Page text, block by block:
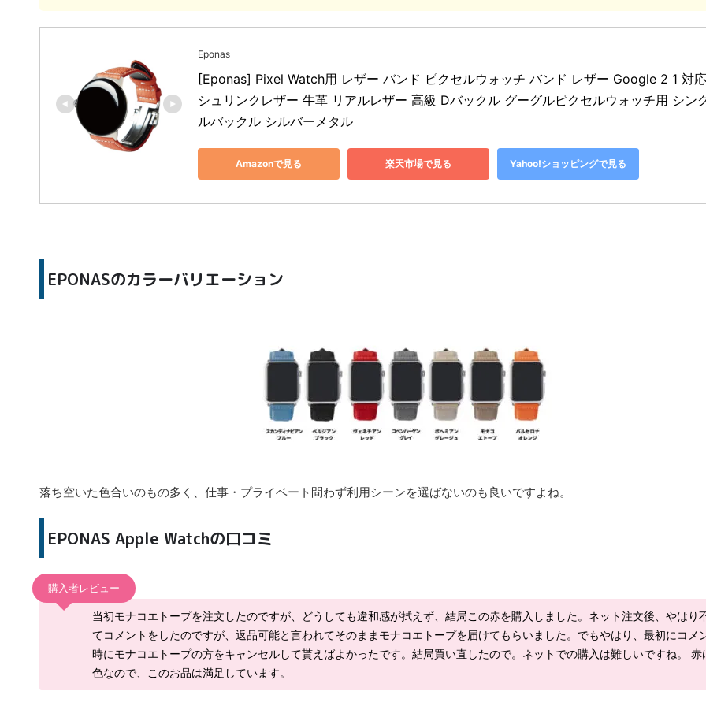
Eponas
[Eponas] Pixel Watch用 レザー バンド ピクセルウォッチ バンド レザー Google 2 1 対応
シュリンクレザー 牛革 リアルレザー 高級 Dバックル グーグルピクセルウォッチ用 シン
ルバックル シルバーメタル
Amazonで見る 楽天市場で見る Yahoo!ショッピングで見る
EPONASのカラーバリエーション
落ち空いた色合いのもの多く、仕事・プライベート問わず利用シーンを選ばないのも良いですよね。
EPONAS Apple Watchの口コミ
購入者レビュー
当初モナコエトープを注文したのですが、どうしても違和感が拭えず、結局この赤を購入しました。ネット注文後、やはり
てコメントをしたのですが、返品可能と言われてそのままモナコエトープを届けてもらいました。でもやはり、最初にコメ
時にモナコエトープの方をキャンセルして貰えばよかったです。結局買い直したので。ネットでの購入は難しいですね。 赤
色なので、このお品は満足しています。